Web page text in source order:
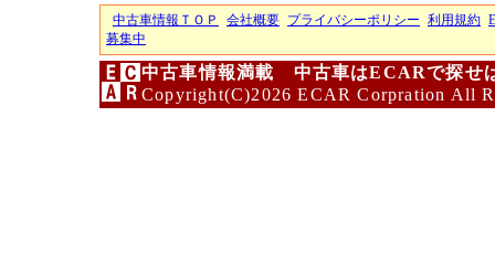
中古車情報ＴＯＰ 会社概要 プライバシーポリシー 利用規約
募集中
中古車情報満載 中古車はECARで探せ
Copyright(C)2026 ECAR Corpration All